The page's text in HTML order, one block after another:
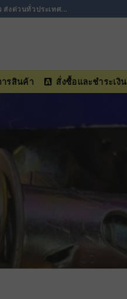
ส่งด่วนทั่วประเทศ...
ารสินค้า สั่งซื้อและชำระเงิน